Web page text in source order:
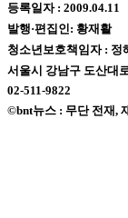
등록일자 : 2009.04.11
발행·편집인: 황재활
청소년보호책임자 : 정
서울시 강남구 도산대
02-511-9822
©bnt뉴스 : 무단 전재,